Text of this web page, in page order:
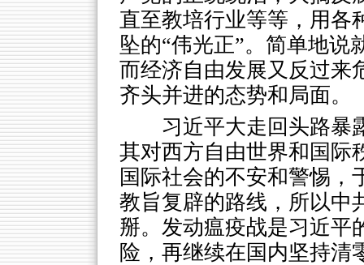
直至教培行业等等，用各
坠的“伟光正”。简单地说
而经济自由发展又反过来
齐头并进的态势和局面。
习近平大走回头路暴
其对西方自由世界和国际
国际社会的不安和警惕，
教旨复辟的路线，所以中
掰。发动瘟疫战是习近平
险，再继续在国内坚持清